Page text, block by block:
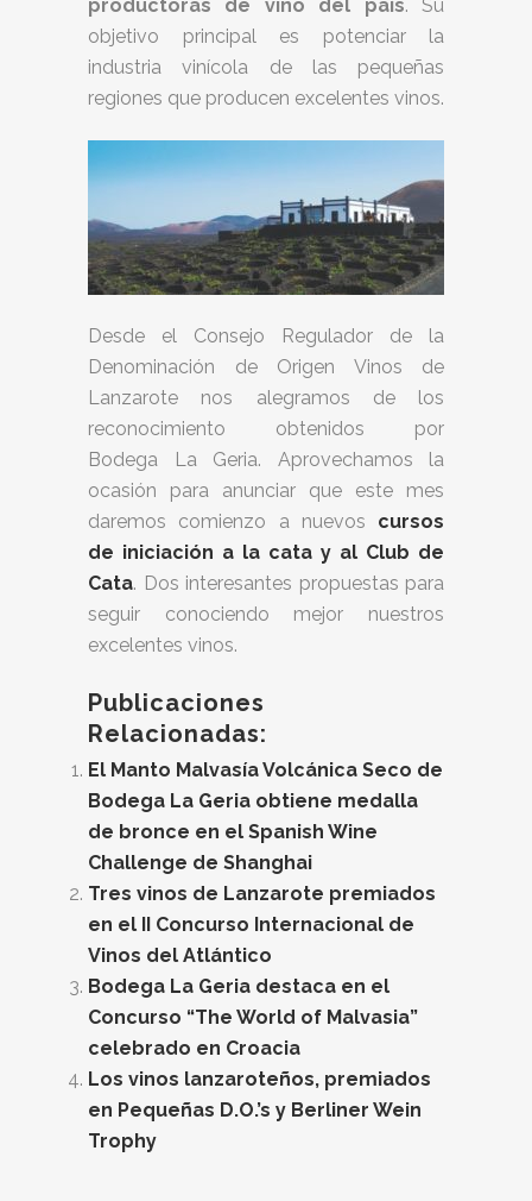
productoras de vino del país. Su
objetivo principal es potenciar la
industria vinícola de las pequeñas
regiones que producen excelentes vinos.
Desde el Consejo Regulador de la
Denominación de Origen Vinos de
Lanzarote nos alegramos de los
reconocimiento obtenidos por
Bodega La Geria. Aprovechamos la
ocasión para anunciar que este mes
daremos comienzo a nuevos cursos
de iniciación a la cata y al Club de
Cata. Dos interesantes propuestas para
seguir conociendo mejor nuestros
excelentes vinos.
Publicaciones
Relacionadas:
El Manto Malvasía Volcánica Seco de
Bodega La Geria obtiene medalla
de bronce en el Spanish Wine
Challenge de Shanghai
Tres vinos de Lanzarote premiados
en el II Concurso Internacional de
Vinos del Atlántico
Bodega La Geria destaca en el
Concurso “The World of Malvasia”
celebrado en Croacia
Los vinos lanzaroteños, premiados
en Pequeñas D.O.’s y Berliner Wein
Trophy